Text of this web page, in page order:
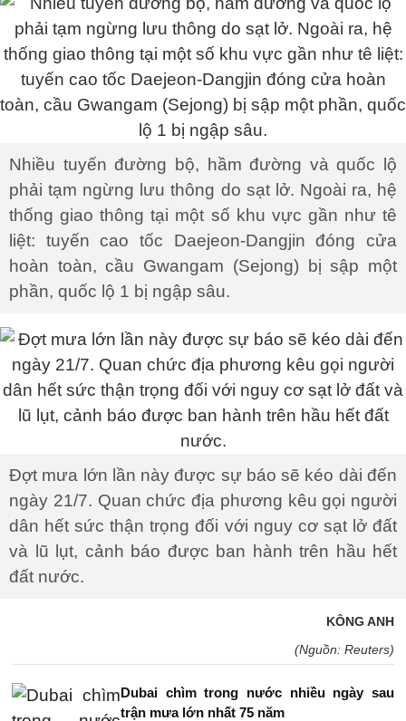
Nhiều tuyến đường bộ, hầm đường và quốc lộ
phải tạm ngừng lưu thông do sạt lở. Ngoài ra, hệ
thống giao thông tại một số khu vực gần như tê
liệt: tuyến cao tốc Daejeon-Dangjin đóng cửa
hoàn toàn, cầu Gwangam (Sejong) bị sập một
phần, quốc lộ 1 bị ngập sâu.
Đợt mưa lớn lần này được sự báo sẽ kéo dài đến
ngày 21/7. Quan chức địa phương kêu gọi người
dân hết sức thận trọng đối với nguy cơ sạt lở đất
và lũ lụt, cảnh báo được ban hành trên hầu hết
đất nước.
KÔNG ANH
(Nguồn: Reuters)
Dubai chìm trong nước nhiều ngày sau
trận mưa lớn nhất 75 năm